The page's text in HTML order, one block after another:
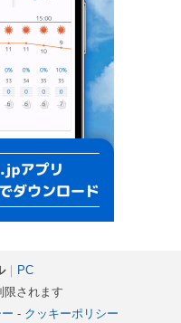
｜ PC
されます
- クッキーポリシー